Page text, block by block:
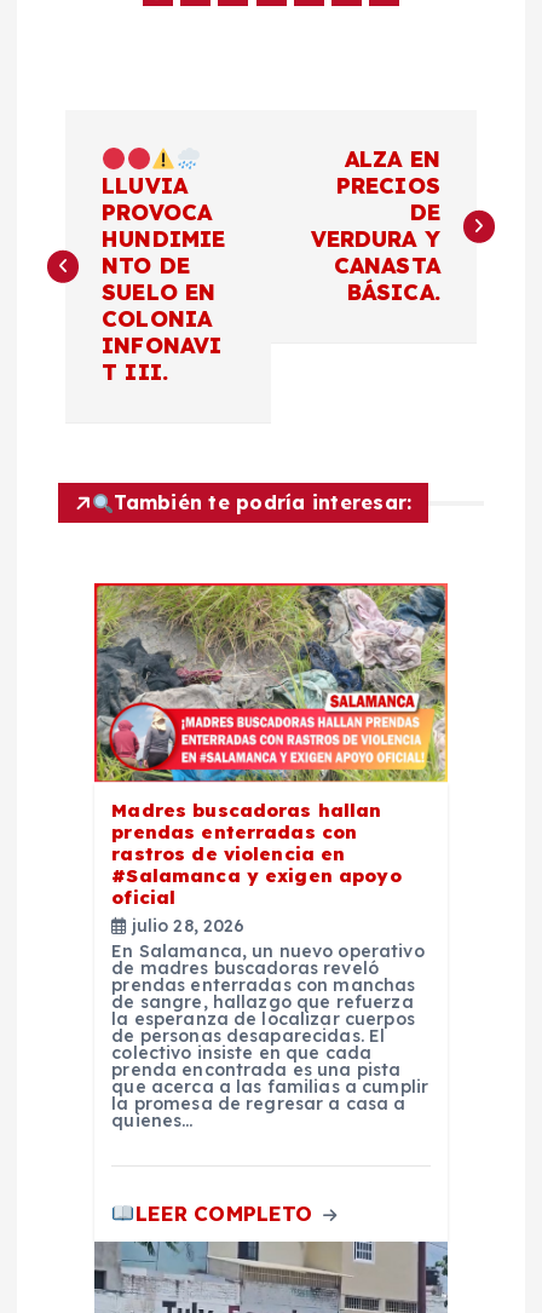
v
c
LLUVIA
PROVOCA
HUNDIMIE
NTO DE
SUELO EN
COLONIA
INFONAVI
T III.
ALZA EN
PRECIOS
DE
VERDURA Y
CANASTA
BÁSICA.
También te podría interesar:
Madres buscadoras hallan
prendas enterradas con
rastros de violencia en
#Salamanca y exigen apoyo
oficial
julio 28, 2026
En Salamanca, un nuevo operativo
de madres buscadoras reveló
prendas enterradas con manchas
de sangre, hallazgo que refuerza
la esperanza de localizar cuerpos
de personas desaparecidas. El
colectivo insiste en que cada
prenda encontrada es una pista
que acerca a las familias a cumplir
la promesa de regresar a casa a
quienes…
LEER COMPLETO